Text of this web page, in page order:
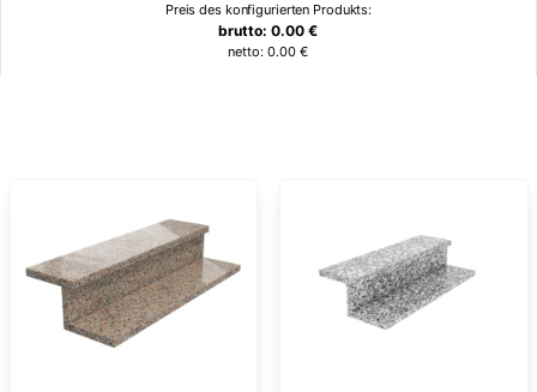
Preis des konfigurierten Produkts:
brutto:0.00 €
netto:0.00 €